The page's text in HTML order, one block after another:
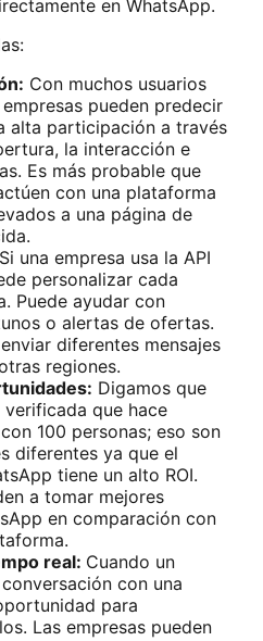
en WhatsApp.
Con muchos usuarios
pueden predecir
alta participación a través
la interacción e
Es más probable que
con una plataforma
a una página de
Si una empresa usa la API
personalizar cada
Puede ayudar con
o alertas de ofertas.
diferentes mensajes
regiones.
Digamos que
verificada que hace
100 personas; eso son
diferentes ya que el
tiene un alto ROI.
a tomar mejores
en comparación con
real: Cuando un
con una
para
Las empresas pueden